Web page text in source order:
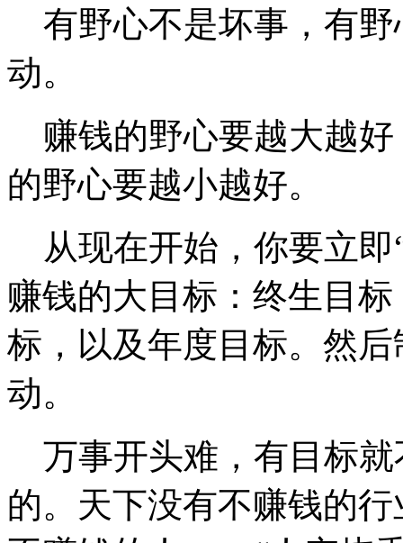
有野心不是坏事，有野
动。
赚钱的野心要越大越好
的野心要越小越好。
从现在开始，你要立即
赚钱的大目标：终生目
标，以及年度目标。然
动。
万事开头难，有目标就
的。天下没有不赚钱的